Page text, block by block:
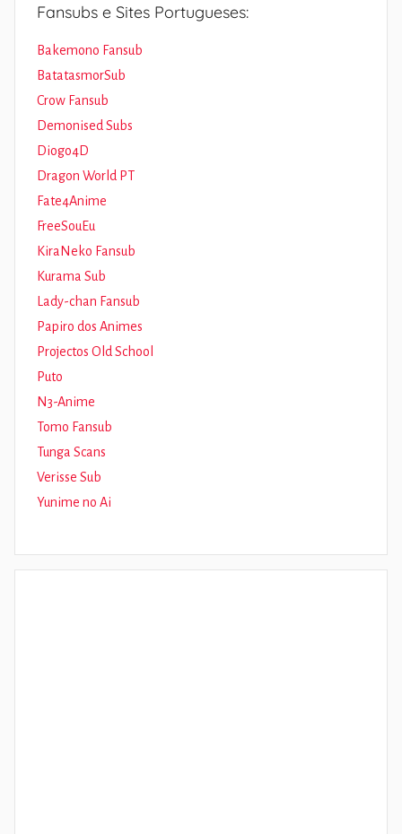
Fansubs e Sites Portugueses:
Bakemono Fansub
BatatasmorSub
Crow Fansub
Demonised Subs
Diogo4D
Dragon World PT
Fate4Anime
FreeSouEu
KiraNeko Fansub
Kurama Sub
Lady-chan Fansub
Papiro dos Animes
Projectos Old School
Puto
N3-Anime
Tomo Fansub
Tunga Scans
Verisse Sub
Yunime no Ai